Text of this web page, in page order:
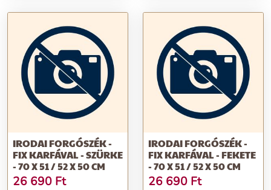
IRODAI FORGÓSZÉK -
FIX KARFÁVAL - SZÜRKE
- 70 X 51 / 52 X 50 CM
26 690 Ft
IRODAI FORGÓSZÉK -
FIX KARFÁVAL - FEKETE
- 70 X 51 / 52 X 50 CM
26 690 Ft